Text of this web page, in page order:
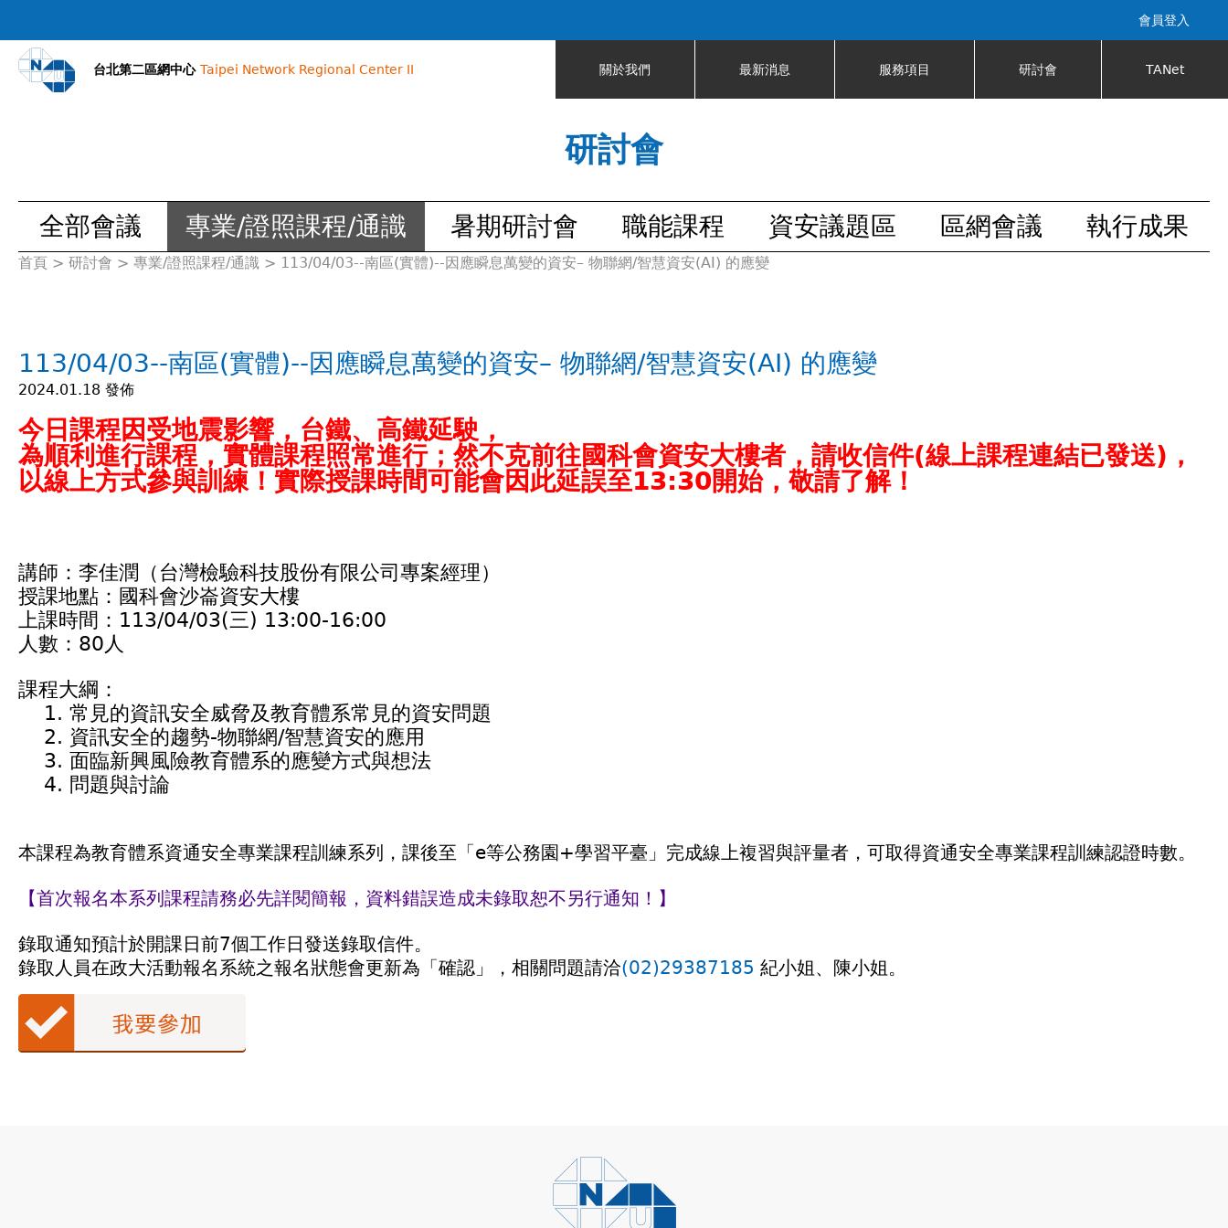
會員登入
台北第二區網中心 Taipei Network Regional Center II 關於我們 最新消息 服務項目 研討會 TANet
研討會
全部會議 專業/證照課程/通識 暑期研討會 職能課程 資安議題區 區網會議 執行成果
您
這
首頁 > 研討會 > 專業/證照課程/通識 > 113/04/03--南區(實體)--因應瞬息萬變的資安– 物聯網/智慧資安(AI) 的應變
113/04/03--南區(實體)--因應瞬息萬變的資安– 物聯網/智慧資安(AI) 的應變
2024.01.18 發佈
今日課程因受地震影響，台鐵、高鐵延駛，
為順利進行課程，實體課程照常進行；然不克前往國科會資安大樓者，請收信件(線上課程連結已發送)，
以線上方式參與訓練！實際授課時間可能會因此延誤至13:30開始，敬請了解！
講師：李佳潤（台灣檢驗科技股份有限公司專案經理）
授課地點：國科會沙崙資安大樓
上課時間：113/04/03(三) 13:00-16:00
人數：80人
課程大綱：
1. 常見的資訊安全威脅及教育體系常見的資安問題
2. 資訊安全的趨勢-物聯網/智慧資安的應用
3. 面臨新興風險教育體系的應變方式與想法
4. 問題與討論
本課程為教育體系資通安全專業課程訓練系列，課後至「e等公務園+學習平臺」完成線上複習與評量者，可取得資通安全專業課程訓練認證時數。
【首次報名本系列課程請務必先詳閱簡報，資料錯誤造成未錄取恕不另行通知！】
錄取通知預計於開課日前7個工作日發送錄取信件。
錄取人員在政大活動報名系統之報名狀態會更新為「確認」，相關問題請洽(02)29387185 紀小姐、陳小姐。